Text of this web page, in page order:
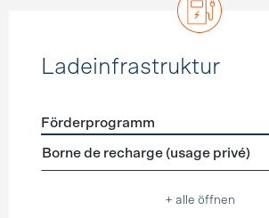
Ladeinfrastruktur
Förderprogramme Ladeinfrastruktur
Förderprogramm
Borne de recharge (usage privé)
+ alle öffnen